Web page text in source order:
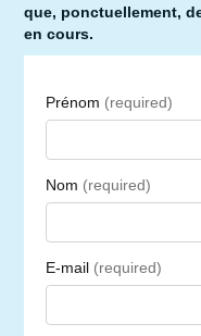
que, ponctuellement,
en cours.